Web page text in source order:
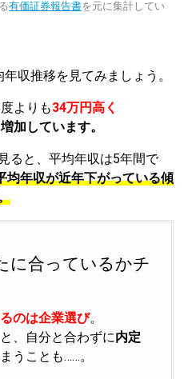
有価証券報告書を元に集計してい
収推移を見てみましょう。
よりも34万円高く
加しています。
ると、平均年収は5年間で
均年収が近年下がっている傾
に合っているかチ
のは企業選び。
、自分と合わずに内定
うことも……。